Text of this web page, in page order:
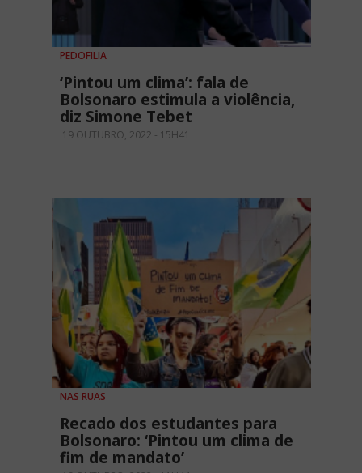
PEDOFILIA
‘Pintou um clima’: fala de
Bolsonaro estimula a violência,
diz Simone Tebet
19 OUTUBRO, 2022 - 15H41
NAS RUAS
Recado dos estudantes para
Bolsonaro: ‘Pintou um clima de
fim de mandato’